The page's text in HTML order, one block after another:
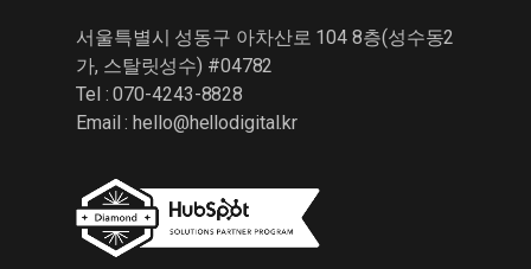
서울특별시 성동구 아차산로 104 8층(성수동2
가, 스탈릿성수) #04782
Tel : 070-4243-8828
Email :hello@hellodigital.kr